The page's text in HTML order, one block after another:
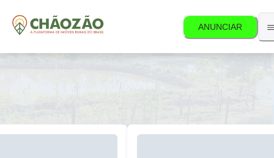
ANUNCIAR